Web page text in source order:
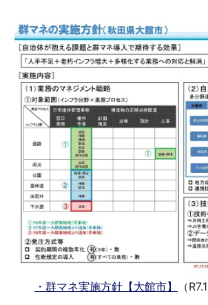
・群マネ実施方針【大館市】 （